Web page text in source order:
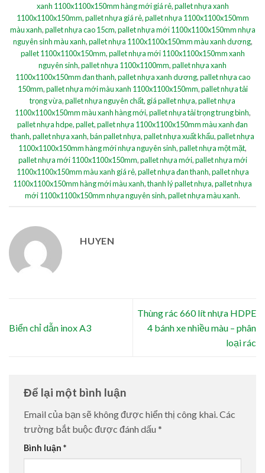
xanh 1100x1100x150mm hàng mới giá rẻ,pallet nhựa xanh
1100x1100x150mm,pallet nhựa giá rẻ,pallet nhựa 1100x1100x150mm
màu xanh,pallet nhựa cao 15cm,pallet nhựa mới 1100x1100x150mm nhựa
nguyên sinh màu xanh,pallet nhựa 1100x1100x150mm màu xanh dương,
pallet 1100x1100x150mm,pallet nhựa mới 1100x1100x150mm xanh
nguyên sinh,pallet nhựa 1100x1100mm,pallet nhựa xanh
1100x1100x150mm đan thanh,pallet nhựa xanh dương,pallet nhựa cao
150mm,pallet nhựa mới màu xanh 1100x1100x150mm,pallet nhựa tải
trọng vừa,pallet nhựa nguyên chất, giá pallet nhựa,pallet nhựa
1100x1100x150mm màu xanh hàng mới,pallet nhựa tải trọng trung bình,
pallet nhựa hdpe,pallet,pallet nhựa 1100x1100x150mm màu xanh đan
thanh,pallet nhựa xanh,bán pallet nhựa,pallet nhựa xuất khẩu,pallet nhựa
1100x1100x150mm hàng mới nhựa nguyên sinh,pallet nhựa một mặt,
pallet nhựa mới 1100x1100x150mm,pallet nhựa mới,pallet nhựa mới
1100x1100x150mm màu xanh giá rẻ,pallet nhựa đan thanh,pallet nhựa
1100x1100x150mm hàng mới màu xanh,thanh lý pallet nhựa,pallet nhựa
mới 1100x1100x150mm nhựa nguyên sinh,pallet nhựa màu xanh.
HUYEN
Biển chỉ dẫn inox A3
Thùng rác 660 lít nhựa HDPE
4 bánh xe nhiều màu – phân
loại rác
Để lại một bình luận
Email của bạn sẽ không được hiển thị công khai.Các
trường bắt buộc được đánh dấu *
Bình luận *